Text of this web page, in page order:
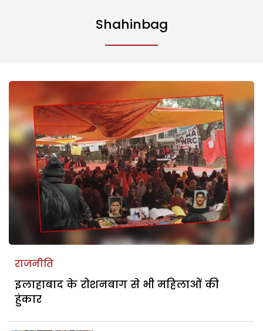
Shahinbag
राजनीति
इलाहाबाद के रोशनबाग से भी महिलाओं की
हुंकार